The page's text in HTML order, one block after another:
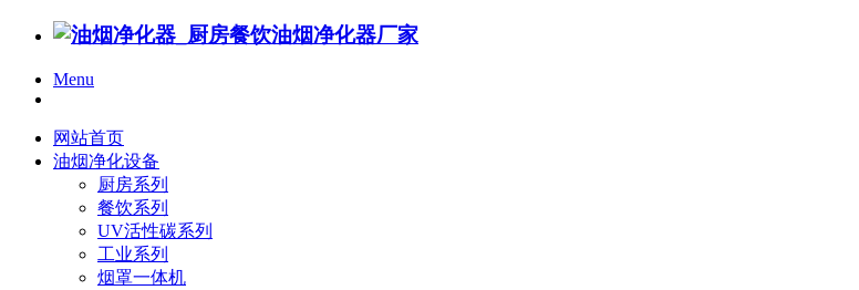
Menu
网站首页
油烟净化设备
厨房系列
餐饮系列
UV活性碳系列
工业系列
烟罩一体机